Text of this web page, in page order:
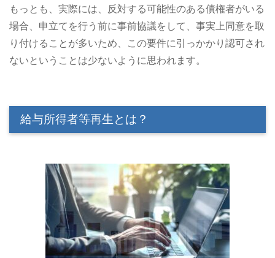
もっとも、実際には、反対する可能性のある債権者がいる
場合、申立てを行う前に事前協議をして、事実上同意を取
り付けることが多いため、この要件に引っかかり認可され
ないということは少ないように思われます。
給与所得者等再生とは？